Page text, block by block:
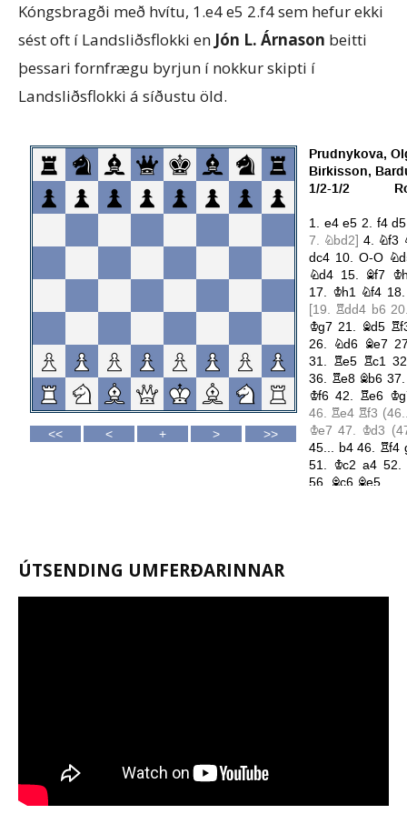
Kóngsbragði með hvítu, 1.e4 e5 2.f4 sem hefur ekki
sést oft í Landsliðsflokki en Jón L. Árnason beitti
þessari fornfrægu byrjun í nokkur skipti í
Landsliðsflokki á síðustu öld.
ÚTSENDING UMFERÐARINNAR